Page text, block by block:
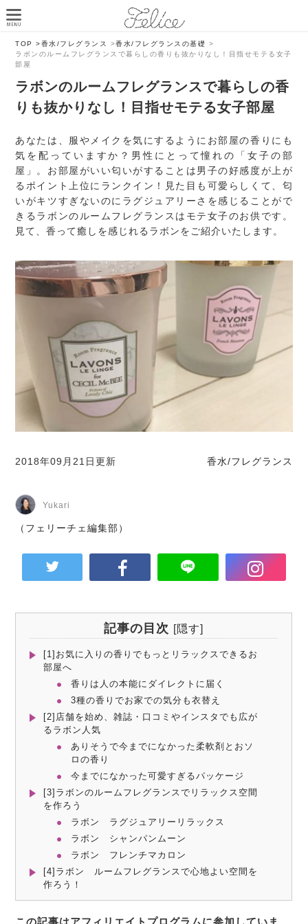
TOP >香水/フレグランス >香水/フレグランスの基礎 >
ラボンのルームフレグランスで暮らしの香りも抜かりなし！目指せモテる女子
部屋
ラボンのルームフレグランスで暮らしの香
りも抜かりなし！目指せモテる女子部屋
あなたは、服やメイクを気にするようにお部屋の香りにも
気を配っていますか？男性にとって憧れの「女子の部
屋」。お部屋がいい匂いがすることは男子の好感度が上が
るポイント上位にランクイン！見た目も可愛らしくて、匂
いがキツすぎないのにラグジュアリーさを感じることがで
きるラボンのルームフレグランスはモテ女子のお供です。
見て、香って癒しを感じれるラボンをご紹介いたします。
2018年09月21日更新 香水/フレグランス
Yukari
（フェリーチェ編集部）
記事の目次 [隠す]
[1]お気に入りの香りでもっとリラックスできるお
部屋へ
香りは人の本能にダイレクトに届く
3種の香りでお家での気分も衣替え
[2]店舗を始め、雑誌・口コミやインスタでも広が
るラボン人気
ありそうで今までになかった柔軟剤とおソ
ロの香り
今までになかった可愛すぎるパッケージ
[3]ラボンのルームフレグランスでリラックス空間
を作ろう
ラボン ラグジュアリーリラックス
ラボン シャンパンムーン
ラボン フレンチマカロン
[4]ラボン ルームフレグランスで心地よい空間を
作ろう！